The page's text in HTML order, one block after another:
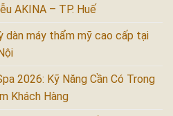
AKINA – TP. Huế
dàn máy thẩm mỹ cao cấp tại
2026: Kỹ Năng Cần Có Trong
Khách Hàng